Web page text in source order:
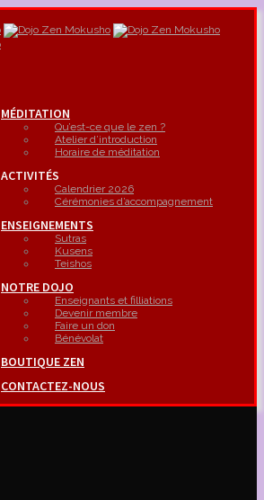
MÉDITATION
Qu’est-ce que le zen ?
Atelier d’introduction
Horaire de méditation
ACTIVITÉS
Calendrier 2026
Cérémonies d’accompagnement
ENSEIGNEMENTS
Sutras
Kusens
Teishos
NOTRE DOJO
Enseignants et filliations
Devenir membre
Faire un don
Bénévolat
BOUTIQUE ZEN
CONTACTEZ-NOUS